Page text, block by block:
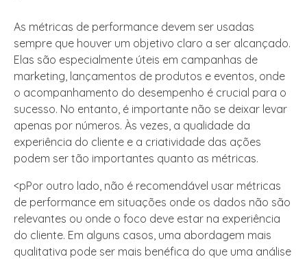
As métricas de performance devem ser usadas
sempre que houver um objetivo claro a ser alcançado.
Elas são especialmente úteis em campanhas de
marketing, lançamentos de produtos e eventos, onde
o acompanhamento do desempenho é crucial para o
sucesso. No entanto, é importante não se deixar levar
apenas por números. Às vezes, a qualidade da
experiência do cliente e a criatividade das ações
podem ser tão importantes quanto as métricas.
<pPor outro lado, não é recomendável usar métricas
de performance em situações onde os dados não são
relevantes ou onde o foco deve estar na experiência
do cliente. Em alguns casos, uma abordagem mais
qualitativa pode ser mais benéfica do que uma análise